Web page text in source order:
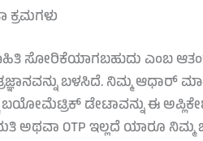
ಕ್ರಮಗಳು
ಸೋರಿಕೆಯಾಗಬಹುದು ಎಂಬ
ಬಳಸಿದೆ. ನಿಮ್ಮ ಆಧಾರ್
ಬಯೋಮೆಟ್ರಿಕ್ ಡೇಟಾವನ್ನು ಈ
OTP ಇಲ್ಲದೆ ಯಾರೂ ನಿಮ್ಮ